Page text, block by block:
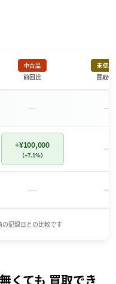
中古品
前回比
未使用
買取価
－ －
+¥100,000
（+7.1%） －
－ －
記録日との比較です
くても 買取でき